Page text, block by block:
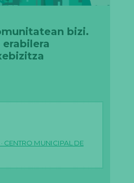
bizi.
CENTRO MUNICIPAL DE